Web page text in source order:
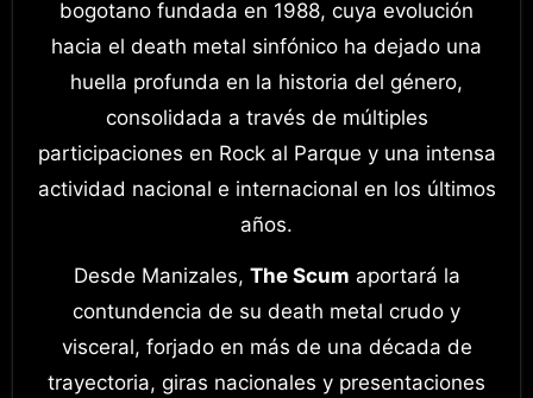
bogotano fundada en 1988, cuya evolución
hacia el death metal sinfónico ha dejado una
huella profunda en la historia del género,
consolidada a través de múltiples
participaciones en Rock al Parque y una intensa
actividad nacional e internacional en los últimos
años.
Desde Manizales, The Scum aportará la
contundencia de su death metal crudo y
visceral, forjado en más de una década de
trayectoria, giras nacionales y presentaciones